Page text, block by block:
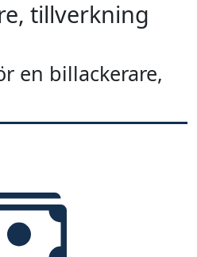
tillverkning
en billackerare,